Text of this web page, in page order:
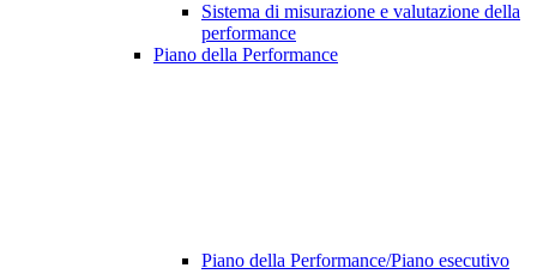
Sistema di misurazione e valutazione della
performance
Piano della Performance
Piano della Performance/Piano esecutivo